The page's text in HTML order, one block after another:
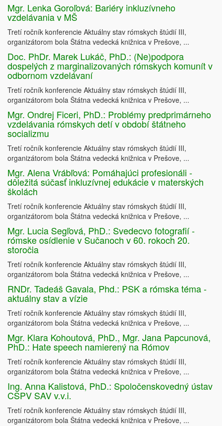
Mgr. Lenka Goroľová: Bariéry inkluzívneho
vzdelávania v MŠ
Tretí ročník konferencie Aktuálny stav rómskych štúdií III,
organizátorom bola Štátna vedecká knižnica v Prešove, ...
Doc. PhDr. Marek Lukáč, PhD.: (Ne)podpora
dospelých z marginalizovaných rómskych komunít v
odbornom vzdelávaní
Tretí ročník konferencie Aktuálny stav rómskych štúdií III,
organizátorom bola Štátna vedecká knižnica v Prešove, ...
Mgr. Ondrej Ficeri, PhD.: Problémy predprimárneho
vzdelávania rómskych detí v období štátneho
socializmu
Tretí ročník konferencie Aktuálny stav rómskych štúdií III,
organizátorom bola Štátna vedecká knižnica v Prešove, ...
Mgr. Alena Vrábľová: Pomáhajúci profesionáli -
dôležitá súčasť inkluzívnej edukácie v materských
školách
Tretí ročník konferencie Aktuálny stav rómskych štúdií III,
organizátorom bola Štátna vedecká knižnica v Prešove, ...
Mgr. Lucia Segľová, PhD.: Svedecvo fotografií -
rómske osídlenie v Sučanoch v 60. rokoch 20.
storočia
Tretí ročník konferencie Aktuálny stav rómskych štúdií III,
organizátorom bola Štátna vedecká knižnica v Prešove, ...
RNDr. Tadeáš Gavala, Phd.: PSK a rómska téma -
aktuálny stav a vízie
Tretí ročník konferencie Aktuálny stav rómskych štúdií III,
organizátorom bola Štátna vedecká knižnica v Prešove, ...
Mgr. Klara Kohoutová, PhD., Mgr. Jana Papcunová,
PhD.: Hate speech namierený na Rómov
Tretí ročník konferencie Aktuálny stav rómskych štúdií III,
organizátorom bola Štátna vedecká knižnica v Prešove, ...
Ing. Anna Kalistová, PhD.: Spoločenskovedný ústav
CSPV SAV v.v.i.
Tretí ročník konferencie Aktuálny stav rómskych štúdií III,
organizátorom bola Štátna vedecká knižnica v Prešove, ...